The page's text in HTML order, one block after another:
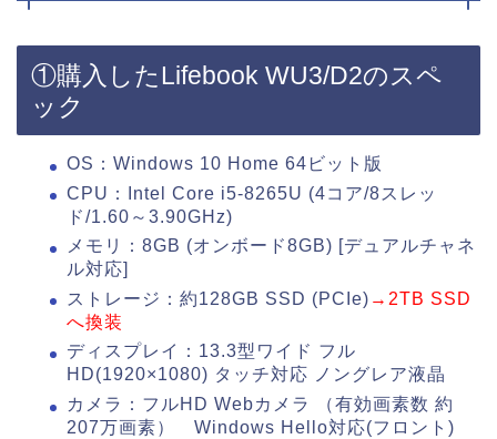
①購入したLifebook WU3/D2のスペ
ック
OS：Windows 10 Home 64ビット版
CPU：Intel Core i5-8265U (4コア/8スレッ
ド/1.60～3.90GHz)
メモリ：8GB (オンボード8GB) [デュアルチャネ
ル対応]
ストレージ：約128GB SSD (PCIe) →2TB SSD
へ換装
ディスプレイ：13.3型ワイド フル
HD(1920×1080) タッチ対応 ノングレア液晶
カメラ：フルHD Webカメラ （有効画素数 約
207万画素） Windows Hello対応(フロント)